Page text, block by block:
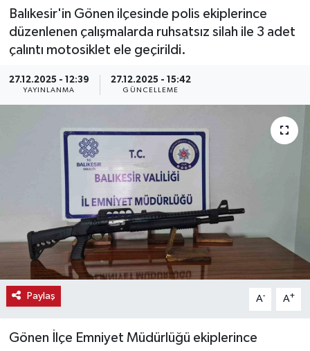
Balıkesir'in Gönen ilçesinde polis ekiplerince
düzenlenen çalışmalarda ruhsatsız silah ile 3 adet
çalıntı motosiklet ele geçirildi.
27.12.2025 - 12:39
YAYINLANMA
27.12.2025 - 15:42
GÜNCELLEME
Paylaş A- A+
Gönen İlçe Emniyet Müdürlüğü ekiplerince
Ekonomi
Eleman
Emlak
Haber
Haber İlanlar
Kültür-Sanat
Magazin
Resmi İlanlar
Sağlık
Son Dakika Haberleri
Haber Arşivi